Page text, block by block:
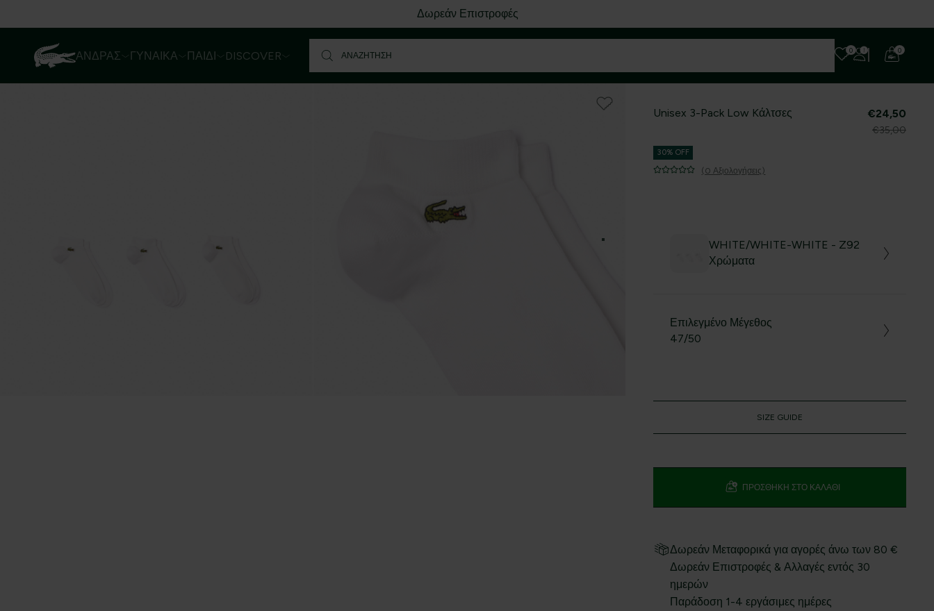
Δωρεάν Επιστροφές
ΆΝΔΡΑΣ ΓΥΝΑΊΚΑ ΠΑΙΔΊ DISCOVER 0 0
Unisex 3-Pack Low Kάλτσες €24,50
€35,00
30% OFF
(0 Αξιολογήσεις)
WHITE/WHITE-WHITE - Z92
Χρώματα
Επιλεγμένο Μέγεθος
47/50
SIZE GUIDE
ΠΡΟΣΘΉΚΗ ΣΤΟ ΚΑΛΆΘΙ
Δωρεάν Μεταφορικά για αγορές άνω των 80 €
Δωρεάν Επιστροφές & Αλλαγές εντός 30
ημερών
Παράδοση 1-4 εργάσιμες ημέρες